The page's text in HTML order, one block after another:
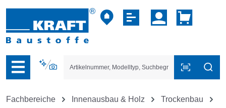
der B2B-Plattform springen
Fachbereiche Innenausbau & Holz
Trockenbau